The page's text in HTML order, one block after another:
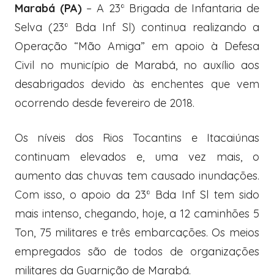
Marabá (PA)– A 23ª Brigada de Infantaria de
Selva (23ª Bda Inf Sl) continua realizando a
Operação “Mão Amiga” em apoio à Defesa
Civil no município de Marabá, no auxílio aos
desabrigados devido às enchentes que vem
ocorrendo desde fevereiro de 2018.
Os níveis dos Rios Tocantins e Itacaiúnas
continuam elevados e, uma vez mais, o
aumento das chuvas tem causado inundações.
Com isso, o apoio da 23ª Bda Inf Sl tem sido
mais intenso, chegando, hoje, a 12 caminhões 5
Ton, 75 militares e três embarcações. Os meios
empregados são de todos de organizações
militares da Guarnição de Marabá.